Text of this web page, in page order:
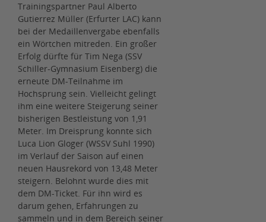
Trainingspartner Paul Alberto
Gutierrez Müller (Erfurter LAC) kann
bei der Medaillenvergabe ebenfalls
ein Wörtchen mitreden. Ein großer
Erfolg dürfte für Tim Nega (SSV
Schiller-Gymnasium Eisenberg) die
erneute DM-Teilnahme im
Hochsprung sein. Vielleicht gelingt
ihm eine weitere Steigerung seiner
bisherigen Bestleistung von 1,91
Meter. Im Dreisprung konnte sich
Luca Lion Gloger (WSSV Suhl 1990)
im Verlauf der Saison auf einen
neuen Hausrekord von 13,48 Meter
steigern. Belohnt wurde dies mit
dem DM-Ticket. Für ihn wird es
darum gehen, Erfahrungen zu
sammeln und in dem Bereich seiner